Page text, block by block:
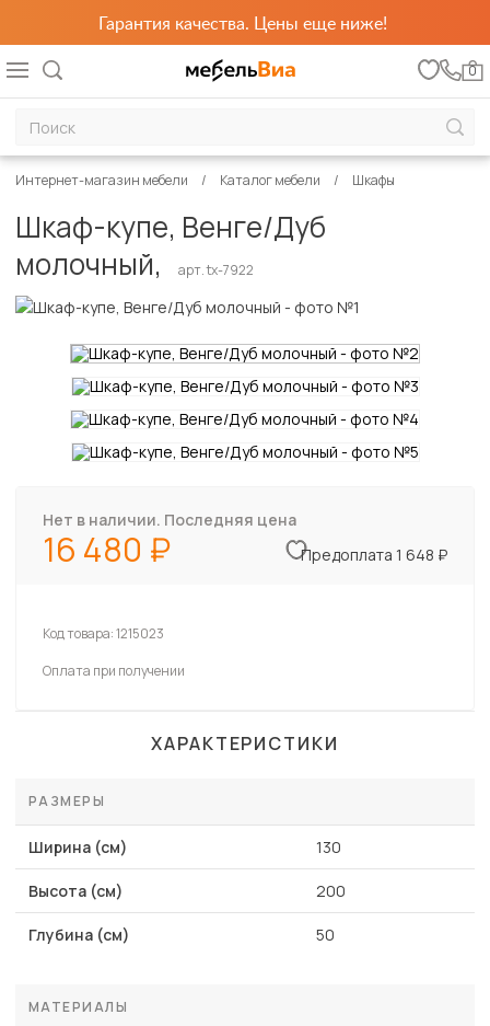
Гарантия качества. Цены еще ниже!
0
Интернет-магазин мебели Каталог мебели Шкафы
Шкаф-купе, Венге/Дуб
молочный,
арт. tx-7922
Нет в наличии. Последняя цена
16 480 Предоплата 1 648 ₽
Код товара:1215023
Оплата при получении
ХАРАКТЕРИСТИКИ
РАЗМЕРЫ
Ширина (см) 130
Высота (см) 200
Глубина (см) 50
МАТЕРИАЛЫ